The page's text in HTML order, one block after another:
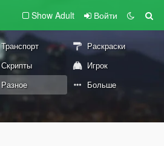
Show Adult Войти
Транспорт
Раскраски
Скрипты
Игрок
Разное Больше